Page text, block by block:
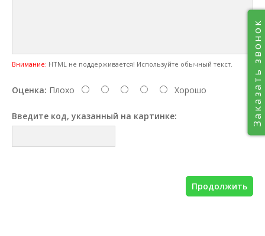
Внимание: HTML не поддерживается! Используйте обычный текст.
Оценка: Плохо Хорошо
Введите код, указанный на картинке:
Продолжить
Заказать звонок